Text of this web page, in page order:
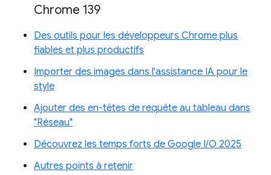
Chrome 139
Des outils pour les développeurs Chrome plus
fiables et plus productifs
Importer des images dans l'assistance IA pour le
style
Ajouter des en-têtes de requête au tableau dans
"Réseau"
Découvrez les temps forts de Google I/O 2025
Autres points à retenir